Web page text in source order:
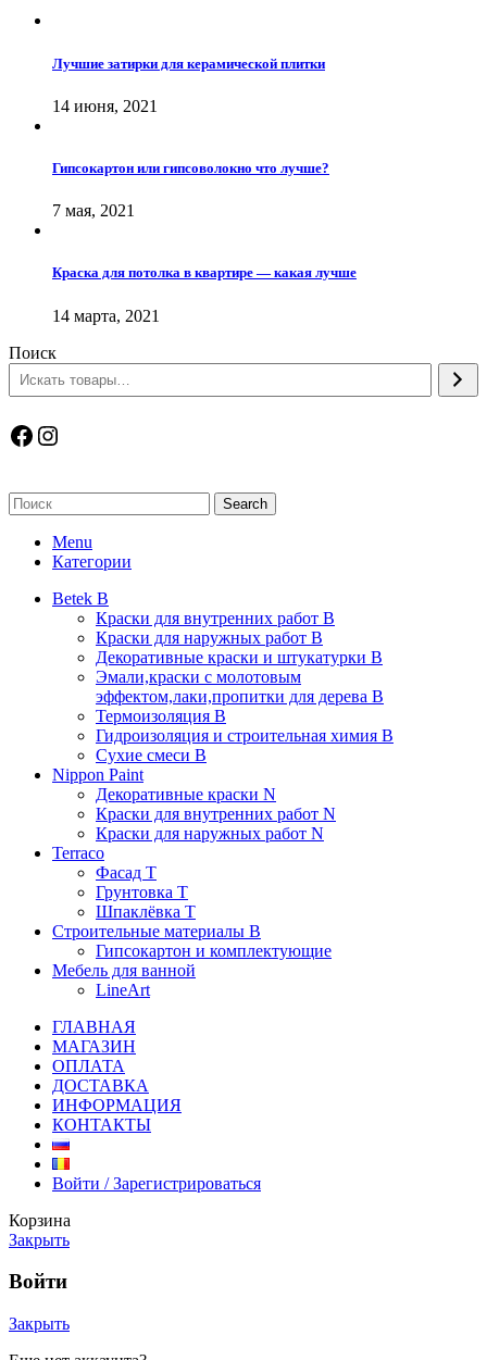
Лучшие затирки для керамической плитки
14 июня, 2021
Гипсокартон или гипсоволокно что лучше?
7 мая, 2021
Краска для потолка в квартире — какая лучше
14 марта, 2021
Поиск
Facebook
Instagram
Search
Menu
Категории
Betek B
Краски для внутренних работ B
Краски для наружных работ B
Декоративные краски и штукатурки В
Эмали,краски с молотовым
эффектом,лаки,пропитки для дерева В
Термоизоляция В
Гидроизоляция и строительная химия В
Сухие смеси B
Nippon Paint
Декоративные краски N
Краски для внутренних работ N
Краски для наружных работ N
Terraco
Фасад Т
Грунтовка T
Шпаклёвка T
Строительные материалы В
Гипсокартон и комплектующие
Мебель для ванной
LineArt
ГЛАВНАЯ
МАГАЗИН
ОПЛАТА
ДОСТАВКА
ИНФОРМАЦИЯ
КОНТАКТЫ
Войти / Зарегистрироваться
Корзина
Закрыть
Войти
Закрыть